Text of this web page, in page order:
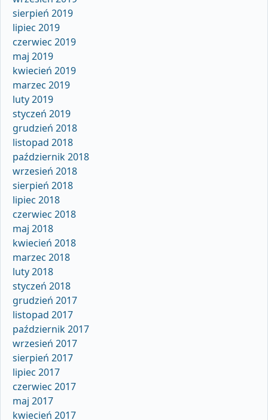
sierpień 2019
lipiec 2019
czerwiec 2019
maj 2019
kwiecień 2019
marzec 2019
luty 2019
styczeń 2019
grudzień 2018
listopad 2018
październik 2018
wrzesień 2018
sierpień 2018
lipiec 2018
czerwiec 2018
maj 2018
kwiecień 2018
marzec 2018
luty 2018
styczeń 2018
grudzień 2017
listopad 2017
październik 2017
wrzesień 2017
sierpień 2017
lipiec 2017
czerwiec 2017
maj 2017
kwiecień 2017